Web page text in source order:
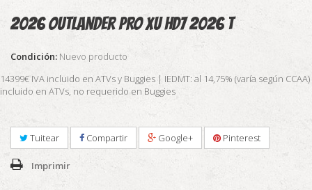
2026 Outlander PRO XU HD7 2026 T
Condición: Nuevo producto
14399€ IVA incluido en ATVs y Buggies | IEDMT: al 14,75% (varía según CCAA)
incluido en ATVs, no requerido en Buggies
Tuitear Compartir Google+ Pinterest
Imprimir